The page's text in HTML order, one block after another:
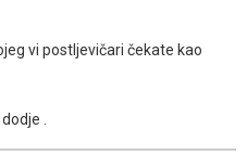
vi postljevičari čekate kao
.